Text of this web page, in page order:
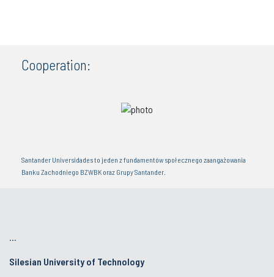
Cooperation:
Santander Universidades to jeden z fundamentów społecznego zaangażowania
Banku Zachodniego BZWBK oraz Grupy Santander.
...
Silesian University of Technology